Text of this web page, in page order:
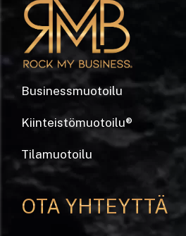
Businessmuotoilu
Kiinteistömuotoilu®
Tilamuotoilu
OTA YHTEYTTÄ